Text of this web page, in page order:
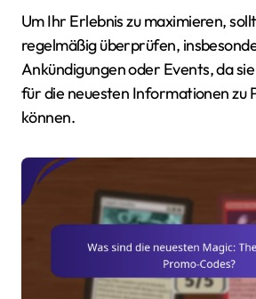
Um Ihr Erlebnis zu maximieren,
regelmäßig überprüfen,
Ankündigungen oder Events, da
für die neuesten Informationen zu
können.